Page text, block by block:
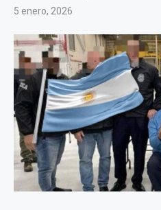
5 enero, 2026